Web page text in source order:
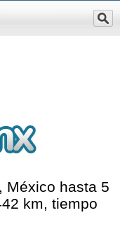
México hasta 5
km, tiempo